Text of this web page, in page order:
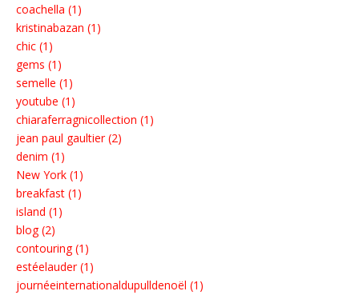
coachella (1)
kristinabazan (1)
chic (1)
gems (1)
semelle (1)
youtube (1)
chiaraferragnicollection (1)
jean paul gaultier (2)
denim (1)
New York (1)
breakfast (1)
island (1)
blog (2)
contouring (1)
estéelauder (1)
journéeinternationaldupulldenoël (1)